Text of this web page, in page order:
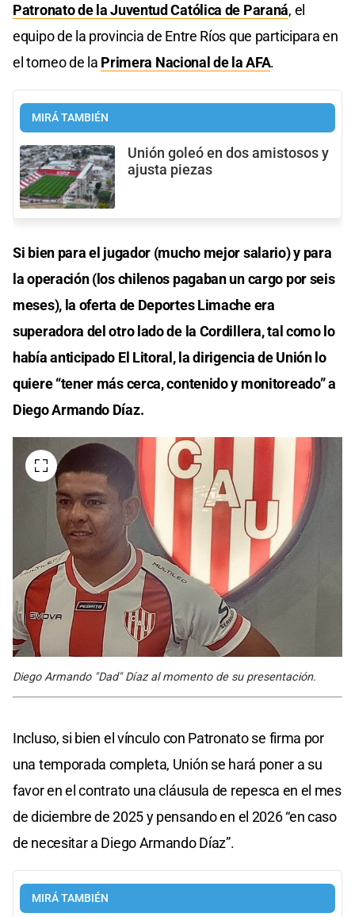
Patronato de la Juventud Católica de Paraná, el
equipo de la provincia de Entre Ríos que participara en
el torneo de la Primera Nacional de la AFA.
MIRÁ TAMBIÉN
Unión goleó en dos amistosos y
ajusta piezas
Si bien para el jugador (mucho mejor salario) y para
la operación (los chilenos pagaban un cargo por seis
meses), la oferta de Deportes Limache era
superadora del otro lado de la Cordillera, tal como lo
había anticipado El Litoral, la dirigencia de Unión lo
quiere “tener más cerca, contenido y monitoreado” a
Diego Armando Díaz.
Diego Armando "Dad" Díaz al momento de su presentación.
Incluso, si bien el vínculo con Patronato se firma por
una temporada completa, Unión se hará poner a su
favor en el contrato una cláusula de repesca en el mes
de diciembre de 2025 y pensando en el 2026 “en caso
de necesitar a Diego Armando Díaz”.
MIRÁ TAMBIÉN